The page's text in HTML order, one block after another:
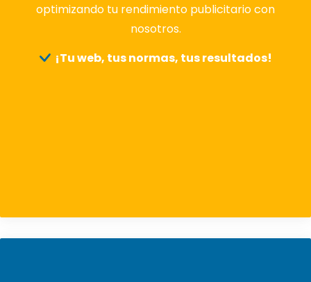
optimizando tu rendimiento publicitario con
nosotros.
¡Tu web, tus normas, tus resultados!